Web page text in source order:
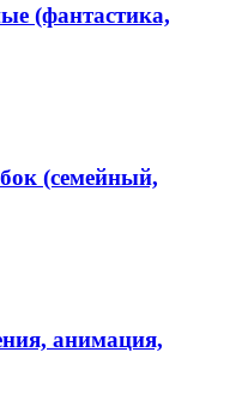
(фантастика,
(семейный,
анимация,